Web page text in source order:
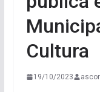
Cultura
19/10/2023